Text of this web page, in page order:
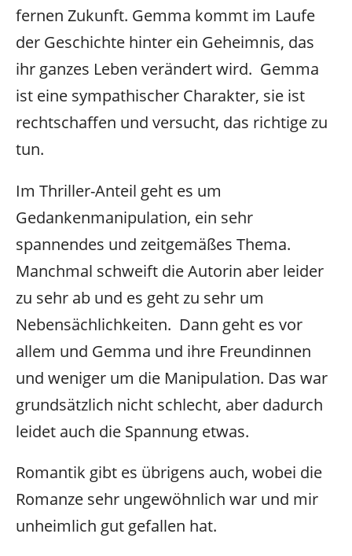
fernen Zukunft. Gemma kommt im Laufe
der Geschichte hinter ein Geheimnis, das
ihr ganzes Leben verändert wird. Gemma
ist eine sympathischer Charakter, sie ist
rechtschaffen und versucht, das richtige zu
tun.
Im Thriller-Anteil geht es um
Gedankenmanipulation, ein sehr
spannendes und zeitgemäßes Thema.
Manchmal schweift die Autorin aber leider
zu sehr ab und es geht zu sehr um
Nebensächlichkeiten. Dann geht es vor
allem und Gemma und ihre Freundinnen
und weniger um die Manipulation. Das war
grundsätzlich nicht schlecht, aber dadurch
leidet auch die Spannung etwas.
Romantik gibt es übrigens auch, wobei die
Romanze sehr ungewöhnlich war und mir
unheimlich gut gefallen hat.